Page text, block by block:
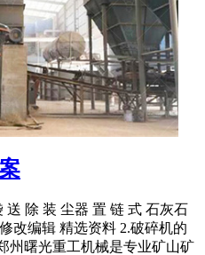
送 除 装 尘器 置 链 式 石灰石
改编辑 精选资料 2.破碎机的
州曙光重工机械是专业矿山矿